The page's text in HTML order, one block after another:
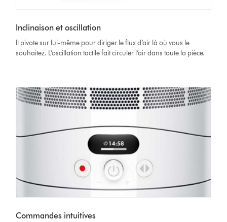
Inclinaison et oscillation
Il pivote sur lui-même pour diriger le flux d’air là où vous le
souhaitez. L’oscillation tactile fait circuler l’air dans toute la pièce.
Commandes intuitives